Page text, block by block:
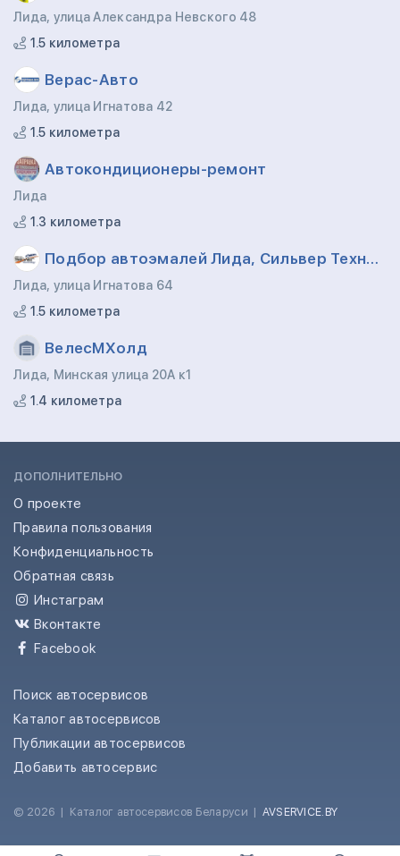
Лида, улица Александра Невского 48
1.5 километра
Верас-Авто
Лида, улица Игнатова 42
1.5 километра
Автокондиционеры-ремонт
Лида
1.3 километра
Подбор автоэмалей Лида, Сильвер Технолоджи
Лида, улица Игнатова 64
1.5 километра
ВелесМХолд
Лида, Минская улица 20А к1
1.4 километра
ДОПОЛНИТЕЛЬНО
О проекте
Правила пользования
Конфиденциальность
Обратная связь
Инстаграм
Вконтакте
Facebook
Поиск автосервисов
Каталог автосервисов
Публикации автосервисов
Добавить автосервис
© 2026 | Каталог автосервисов Беларуси | AVSERVICE.BY